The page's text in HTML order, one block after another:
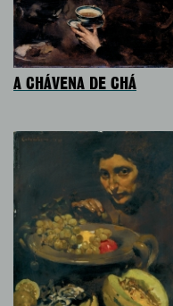
A CHÁVENA DE CHÁ